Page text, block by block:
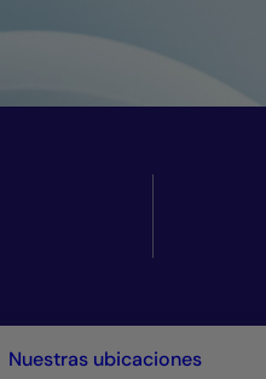
Nuestras ubicaciones